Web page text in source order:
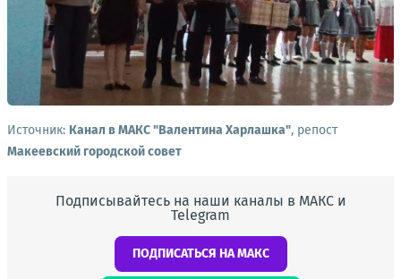
Источник: Канал в МАКС "Валентина Харлашка", репост
Макеевский городской совет
Подписывайтесь на наши каналы в МАКС и
Telegram
ПОДПИСАТЬСЯ НА МАКС